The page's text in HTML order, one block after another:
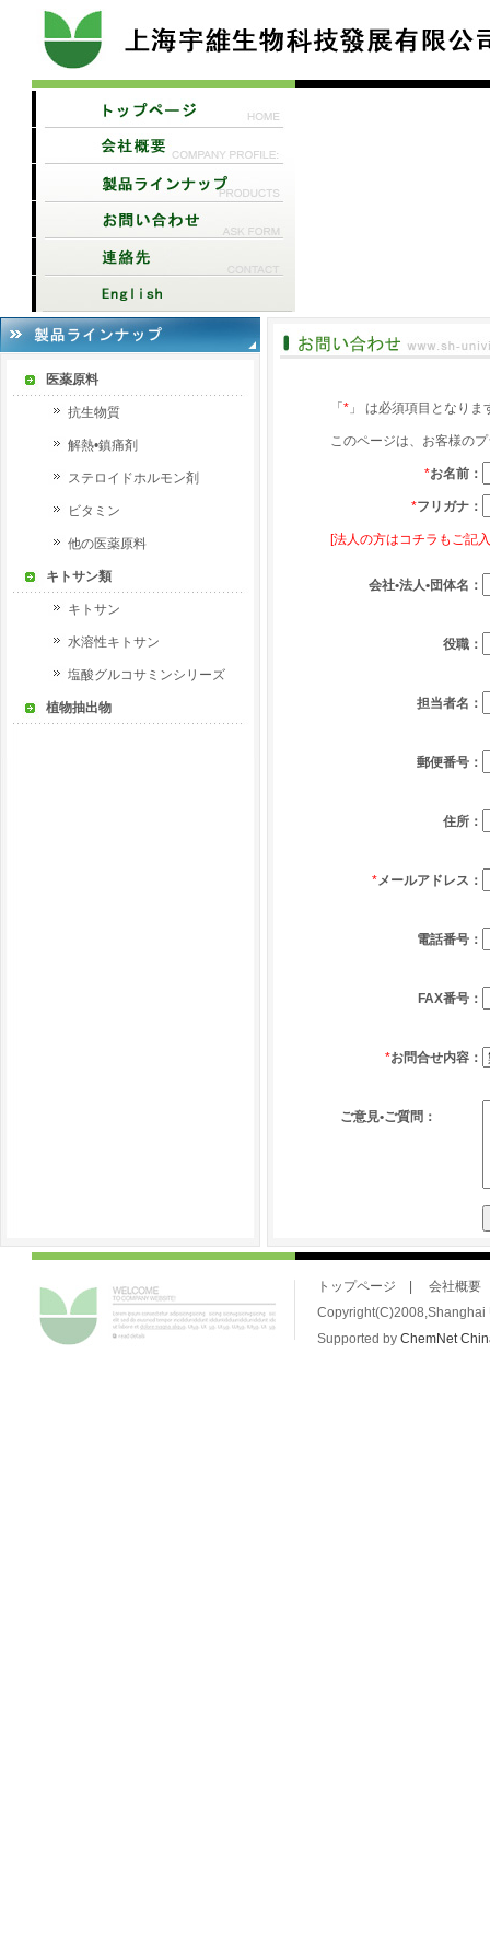
医薬原料
抗生物質
解熱•鎮痛剤
ステロイドホルモン剤
ビタミン
他の医薬原料
キトサン類
キトサン
水溶性キトサン
塩酸グルコサミンシリーズ
植物抽出物
「 *」 は必須項目となりま
このページは、お客様の
*お名前：
*フリガナ：
[法人の方はコチラもご記
会社•法人•団体名：
役職：
担当者名：
郵便番号：
住所：
*メールアドレス：
電話番号：
FAX番号：
*お問合せ内容：
ご意見•ご質問：
トップページ 会社概要
Copyright(C)2008,Shanghai
Supported by ChemNet